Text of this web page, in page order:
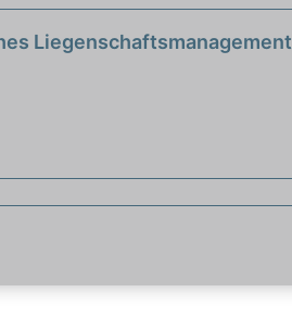
Liegenschaftsmanagement